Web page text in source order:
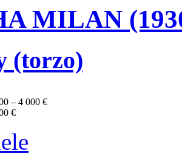
MILAN
(torzo)
– 4 000 €
€